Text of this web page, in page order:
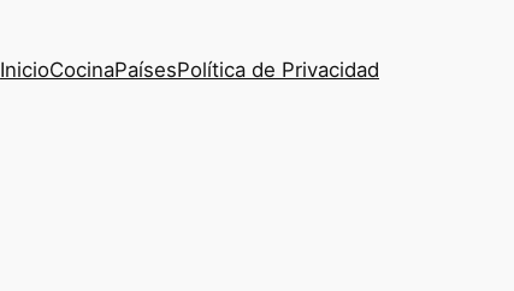
InicioCocinaPaísesPolítica de Privacidad